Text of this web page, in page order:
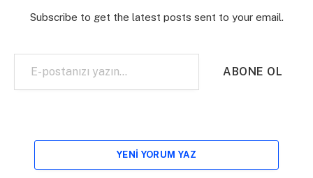
Subscribe to get the latest posts sent to your email.
E-postanızı yazın…
ABONE OL
YENI YORUM YAZ